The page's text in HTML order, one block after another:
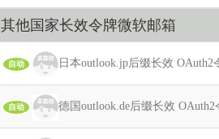
其他国家长效令牌微软邮箱
自动 日本outlook.jp后缀长效
自动 德国outlook.de后缀长效